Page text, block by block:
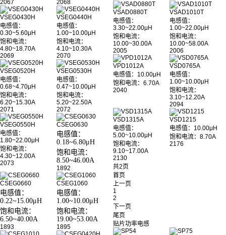
2067 2068
VSEG0430H
电感值：
0.30~5.60μH
饱和电流：
4.80~18.70A
2069
VSEG0440H
电感值：
1.00~10.00μH
饱和电流：
4.10~10.30A
2070
VSEG0520H
电感值：
0.68~4.70μH
饱和电流：
6.20~15.30A
2071
VSEG0530H
电感值：
0.47~10.00μH
饱和电流：
5.20~22.50A
2072
VSEG0550H
电感值：
1.80~22.00μH
饱和电流：
4.30~12.00A
2073
CSEG0630
电感值：
0.18~6.80μH
饱和电流：
8.50~46.00A
1892
CSEG0660
电感值：
0.22~15.00μH
饱和电流：
6.50~40.00A
1893
CSEG1060
电感值：
1.00~10.00μH
饱和电流：
19.00~53.00A
1895
VSAD0880T
电感值：
3.30~22.00μH
饱和电流：
10.00~30.00A
2005
VSAD1010T
电感值：
1.00~22.00μH
饱和电流：
10.00~58.00A
2006
VPD1012A
电感值：10.00μH
饱和电流：6.70A
2040
VSD0765A
电感值：
1.00~10.00μH
饱和电流：
3.10~12.20A
2094
VSD1315A
电感值：
5.00~10.00μH
饱和电流：
9.10~17.00A
2130
VSD1215
电感值：10.00μH
饱和电流：8.70A
2176
共2页
首页
上一页
1
2
下一页
尾页
贴片功率电感